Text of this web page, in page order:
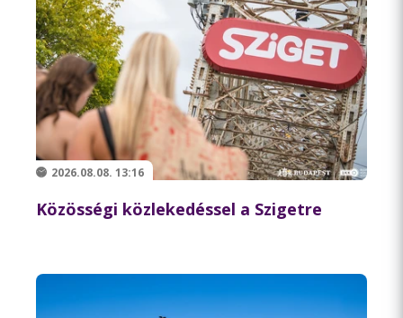
2026.08.08. 13:16
Közösségi közlekedéssel a Szigetre